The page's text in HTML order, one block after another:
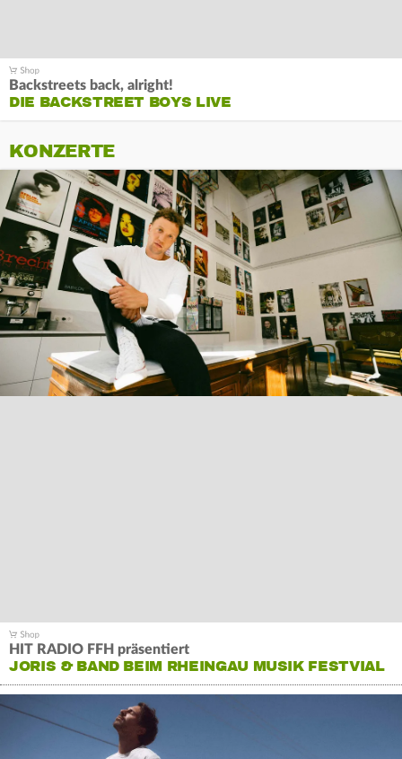
Backstreets back, alright!
DIE BACKSTREET BOYS LIVE
KONZERTE
HIT RADIO FFH präsentiert
JORIS & BAND BEIM RHEINGAU MUSIK FESTVIAL